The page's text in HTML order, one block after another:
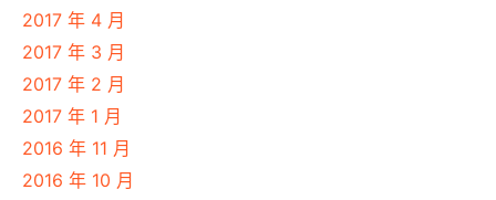
2017 年 4 月
2017 年 3 月
2017 年 2 月
2017 年 1 月
2016 年 11 月
2016 年 10 月